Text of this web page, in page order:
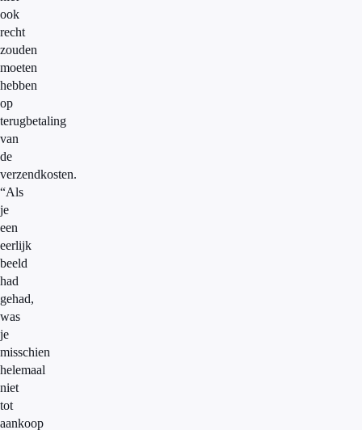
ook
recht
zouden
moeten
hebben
op
terugbetaling
van
de
verzendkosten.
“Als
je
een
eerlijk
beeld
had
gehad,
was
je
misschien
helemaal
niet
tot
aankoop